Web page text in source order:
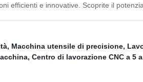
efficienti e innovative. Scoprite il
, Macchina utensile di precisione,
, Centro di lavorazione CNC a 5